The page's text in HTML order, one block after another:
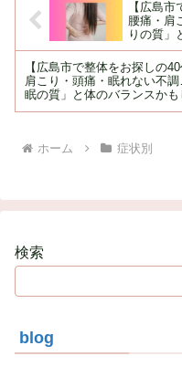
【広島
腰痛・肩
りの質」
【広島市で整体をお探しの
肩こり・頭痛・眠れない不
眠の質」と体のバランスかも
ホーム 症状別
検索
blog